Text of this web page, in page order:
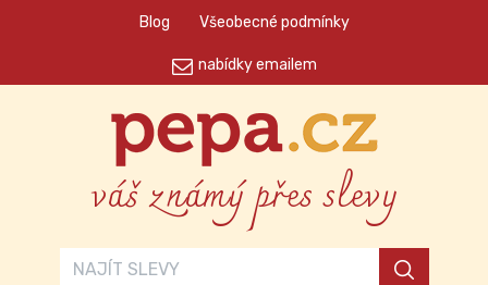
Blog Všeobecné podmínky
nabídky emailem
váš známý přes slevy